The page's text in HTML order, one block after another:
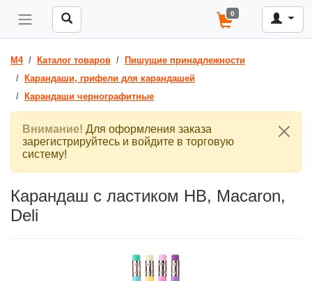
0
M4 Каталог товаров
Пишущие принадлежности
Карандаши, грифели для карандашей
Карандаши чернографитные
Внимание! Для оформления заказа
зарегистрируйтесь и войдите в торговую
систему!
Карандаш с ластиком НВ, Macaron,
Deli